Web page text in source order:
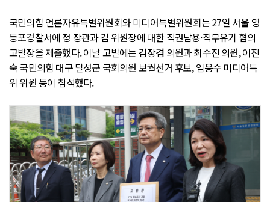
국민의힘 언론자유특별위원회와 미디어특별위원회는 27일 서울 영
등포경찰서에 정 장관과 김 위원장에 대한 직권남용·직무유기 혐의
고발장을 제출했다. 이날 고발에는 김장겸 의원과 최수진 의원, 이진
숙 국민의힘 대구 달성군 국회의원 보궐선거 후보, 임응수 미디어특
위 위원 등이 참석했다.